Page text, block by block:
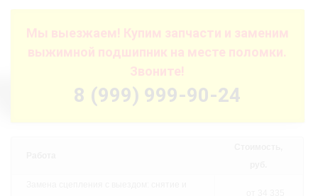
Мы выезжаем! Купим запчасти и заменим
выжимной подшипник на месте поломки.
Звоните!
8 (999) 999-90-24